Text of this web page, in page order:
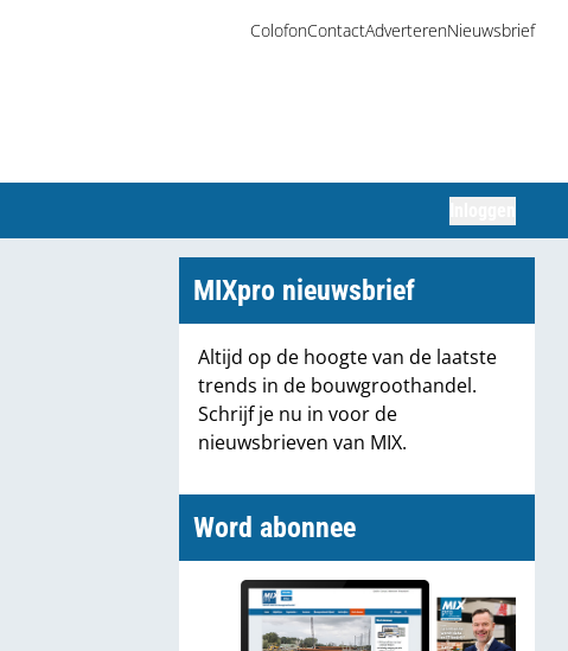
ColofonContactAdverterenNieuwsbrief
MIXpro nieuwsbrief
Altijd op de hoogte van de laatste
trends in de bouwgroothandel.
Schrijf je nu in voor de
nieuwsbrieven van MIX.
Word abonnee